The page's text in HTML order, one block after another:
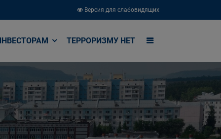
Версия для слабовидящих
ТЕРРОРИЗМУ НЕТ